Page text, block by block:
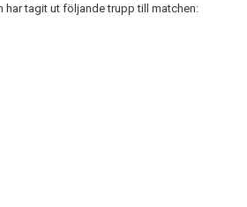
har tagit ut följande trupp till matchen: